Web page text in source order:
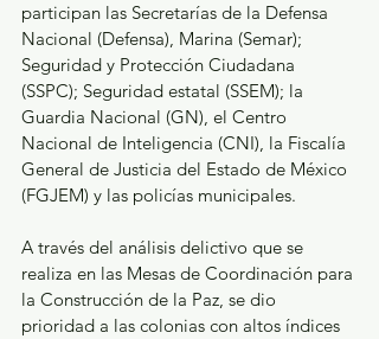
participan las Secretarías de la Defensa
Nacional (Defensa), Marina (Semar);
Seguridad y Protección Ciudadana
(SSPC); Seguridad estatal (SSEM); la
Guardia Nacional (GN), el Centro
Nacional de Inteligencia (CNI), la Fiscalía
General de Justicia del Estado de México
(FGJEM) y las policías municipales.
A través del análisis delictivo que se
realiza en las Mesas de Coordinación para
la Construcción de la Paz, se dio
prioridad a las colonias con altos índices